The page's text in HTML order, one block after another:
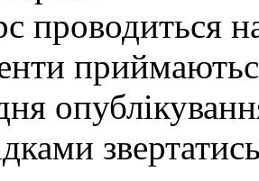
проводиться